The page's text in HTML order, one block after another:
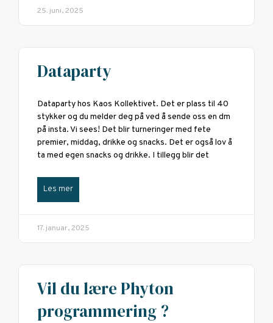
25. juni, 2025
Dataparty
Dataparty hos Kaos Kollektivet. Det er plass til 40
stykker og du melder deg på ved å sende oss en dm
på insta. Vi sees! Det blir turneringer med fete
premier, middag, drikke og snacks. Det er også lov å
ta med egen snacks og drikke. I tillegg blir det
Les mer
17. januar, 2025
Vil du lære Phyton
programmering ?